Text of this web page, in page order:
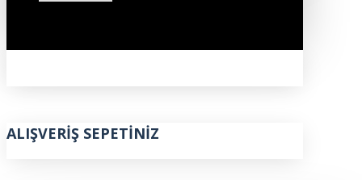
ALIŞVERIŞ SEPETINIZ